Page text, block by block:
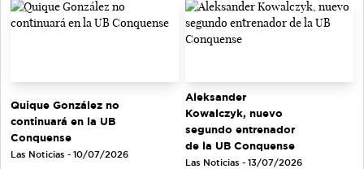
Quique González no
continuará en la UB
Conquense
Las Noticias - 10/07/2026
Aleksander
Kowalczyk, nuevo
segundo entrenador
de la UB Conquense
Las Noticias - 13/07/2026